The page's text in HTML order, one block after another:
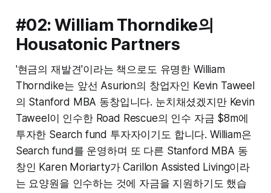
#02: William Thorndike의
Housatonic Partners
'현금의 재발견'이라는 책으로도 유명한 William
Thorndike는 앞선 Asurion의 창업자인 Kevin Taweel
의 Stanford MBA 동창입니다. 눈치채셨겠지만 Kevin
Taweel이 인수한 Road Rescue의 인수 자금 $8m에
투자한 Search fund 투자자이기도 합니다. William은
Search fund를 운영하며 또 다른 Stanford MBA 동
창인 Karen Moriarty가 Carillon Assisted Living이라
는 요양원을 인수하는 것에 자금을 지원하기도 했습